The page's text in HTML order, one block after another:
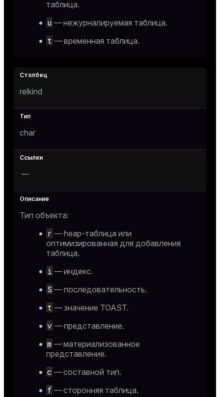
таблица.
u — нежурналируемая таблица.
t — временная таблица.
relkind
char
—
Тип объекта:
r — heap-таблица или
оптимизированная для добавления
таблица.
i — индекс.
S — последовательность.
t — значение TOAST.
v — представление.
m — материализованное
представление.
c — составной тип.
f — сторонняя таблица.